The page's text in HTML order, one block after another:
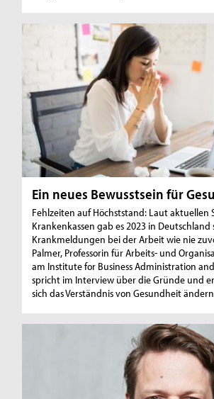
Ein neues Bewusstsein für
Fehlzeiten auf Höchststand: Laut aktuellen
Krankenkassen gab es 2023 in Deutschland
Krankmeldungen bei der Arbeit wie nie
Palmer, Professorin für Arbeits- und
am Institute for Business Administration
spricht im Interview über die Gründe und
sich das Verständnis von Gesundheit